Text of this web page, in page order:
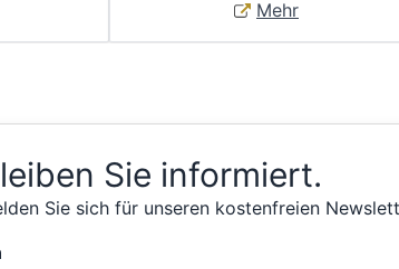
Mehr
Sie informiert.
Sie sich für unseren kostenfreien